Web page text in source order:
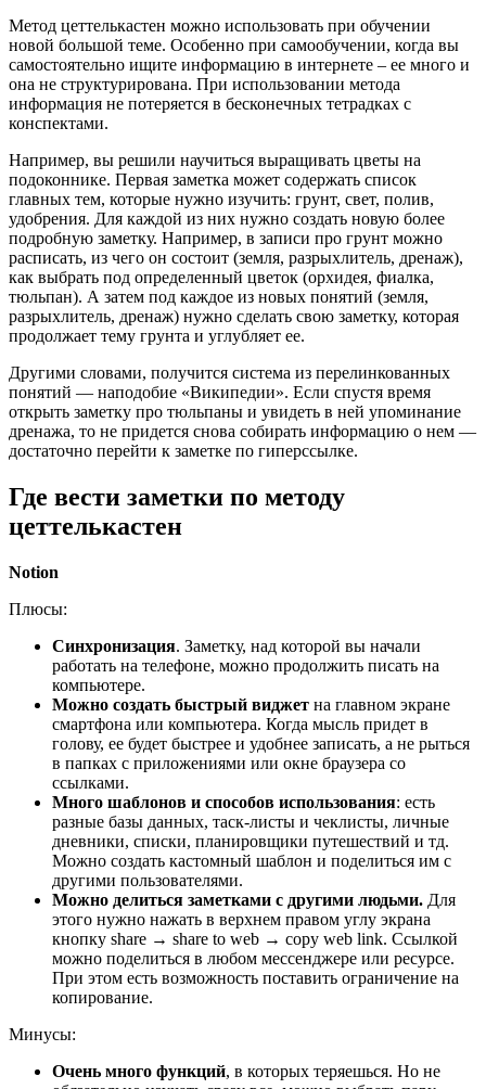
Метод цеттелькастен можно использовать при обучении
новой большой теме. Особенно при самообучении, когда вы
самостоятельно ищите информацию в интернете – ее много и
она не структурирована. При использовании метода
информация не потеряется в бесконечных тетрадках с
конспектами.
Например, вы решили научиться выращивать цветы на
подоконнике. Первая заметка может содержать список
главных тем, которые нужно изучить: грунт, свет, полив,
удобрения. Для каждой из них нужно создать новую более
подробную заметку. Например, в записи про грунт можно
расписать, из чего он состоит (земля, разрыхлитель, дренаж),
как выбрать под определенный цветок (орхидея, фиалка,
тюльпан). А затем под каждое из новых понятий (земля,
разрыхлитель, дренаж) нужно сделать свою заметку, которая
продолжает тему грунта и углубляет ее.
Другими словами, получится система из перелинкованных
понятий — наподобие «Википедии». Если спустя время
открыть заметку про тюльпаны и увидеть в ней упоминание
дренажа, то не придется снова собирать информацию о нем —
достаточно перейти к заметке по гиперссылке.
Где вести заметки по методу
цеттелькастен
Notion
Плюсы:
Синхронизация. Заметку, над которой вы начали
работать на телефоне, можно продолжить писать на
компьютере.
Можно создать быстрый виджет на главном экране
смартфона или компьютера. Когда мысль придет в
голову, ее будет быстрее и удобнее записать, а не рыться
в папках с приложениями или окне браузера со
ссылками.
Много шаблонов и способов использования: есть
разные базы данных, таск-листы и чеклисты, личные
дневники, списки, планировщики путешествий и тд.
Можно создать кастомный шаблон и поделиться им с
другими пользователями.
Можно делиться заметками с другими людьми. Для
этого нужно нажать в верхнем правом углу экрана
кнопку share → share to web → copy web link. Ссылкой
можно поделиться в любом мессенджере или ресурсе.
При этом есть возможность поставить ограничение на
копирование.
Минусы:
Очень много функций, в которых теряешься. Но не